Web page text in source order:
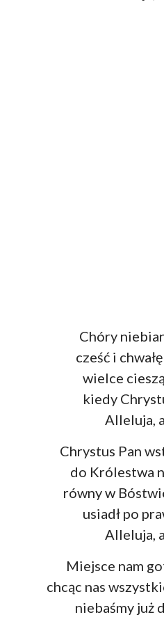
Chóry
cześć i
wielce
kiedy
Alleluja,
Chrystus Pan
do Królestwa
równy w
usiadł po
Alleluja,
Miejsce nam
chcąc nas
niebaśmy już